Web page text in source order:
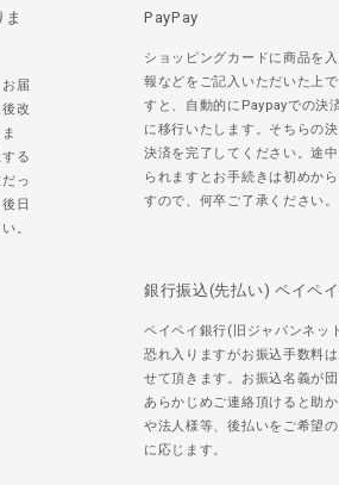
届
改
る
っ
日
。
PayPay
ショッピングカードに商品を
報などをご記入いただいた上
すと、自動的にPaypayでの決
に移行いたします。そちらの
決済を完了してください。途
られますとお手続きは初めか
すので、何卒ご了承ください。
銀行振込(先払い) ペイペ
ペイペイ銀行(旧ジャパンネッ
恐れ入りますがお振込手数料
せて頂きます。お振込名義が団
あらかじめご連絡頂けると助
や法人様等、後払いをご希望
に応じます。